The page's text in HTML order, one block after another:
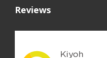
Reviews